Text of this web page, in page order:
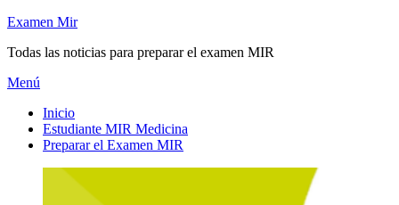
Saltar
contenido
Examen Mir
Todas las noticias para preparar el examen MIR
Menú
Inicio
Estudiante MIR Medicina
Preparar el Examen MIR